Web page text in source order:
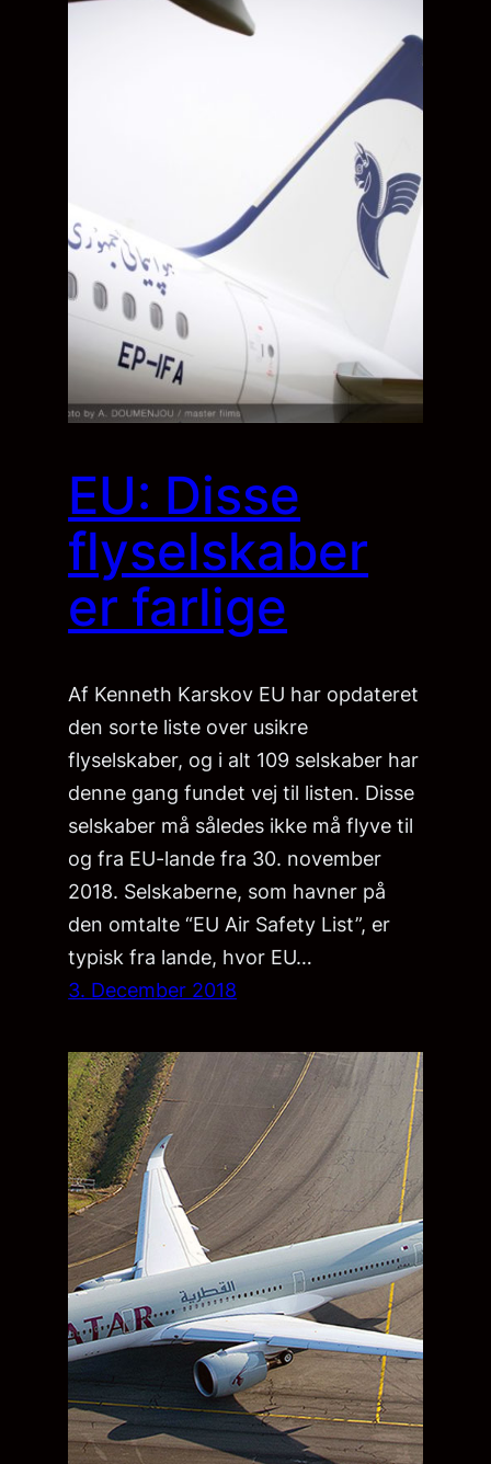
EU: Disse
flyselskaber
er farlige
Af Kenneth Karskov EU har opdateret
den sorte liste over usikre
flyselskaber, og i alt 109 selskaber har
denne gang fundet vej til listen. Disse
selskaber må således ikke må flyve til
og fra EU-lande fra 30. november
2018. Selskaberne, som havner på
den omtalte “EU Air Safety List”, er
typisk fra lande, hvor EU…
3. December 2018